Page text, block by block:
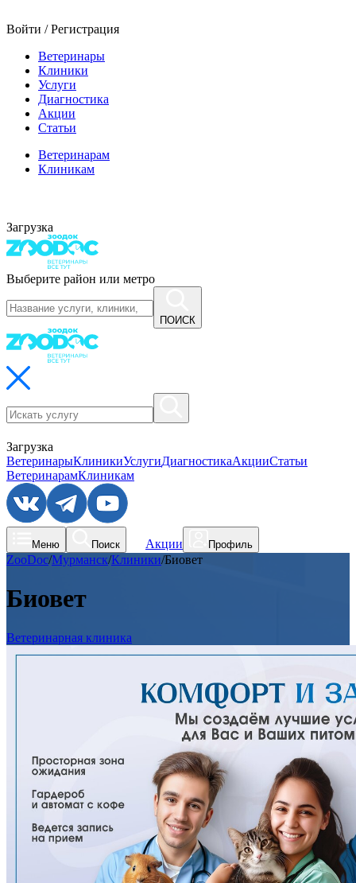
Войти / Регистрация
Ветеринары
Клиники
Услуги
Диагностика
Акции
Статьи
Ветеринарам
Клиникам
Загрузка
Выберите район или метро
ПОИСК
Загрузка
ВетеринарыКлиникиУслугиДиагностикаАкцииСтатьи
ВетеринарамКлиникам
Меню Поиск Акции Профиль
ZooDoc/Мурманск/Клиники/Биовет
Биовет
Ветеринарная клиника